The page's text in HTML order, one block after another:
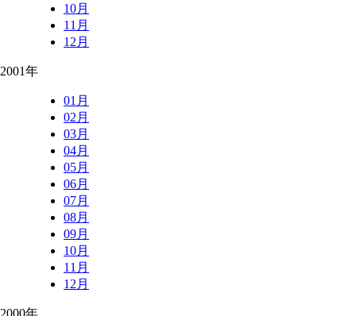
10月
11月
12月
2001年
01月
02月
03月
04月
05月
06月
07月
08月
09月
10月
11月
12月
2000年